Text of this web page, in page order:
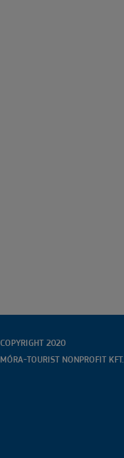
COPYRIGHT 2020
MÓRA-TOURIST NONPROFIT KFT.